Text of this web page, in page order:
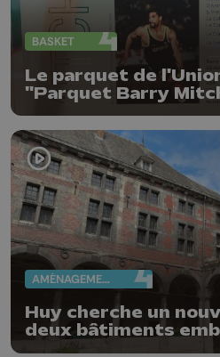
BASKET
Le parquet de
"Parquet Barry
AMÉNAGEMENT DU TERRITOIRE
Huy cherche un
deux bâtiments